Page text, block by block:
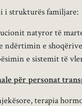
i strukturës familjare:
natyror të
ndërtimin e
e sistemit të
për personat
terapia